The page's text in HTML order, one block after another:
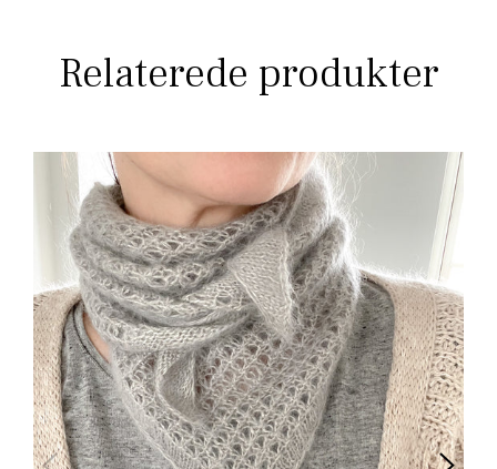
Relaterede produkter